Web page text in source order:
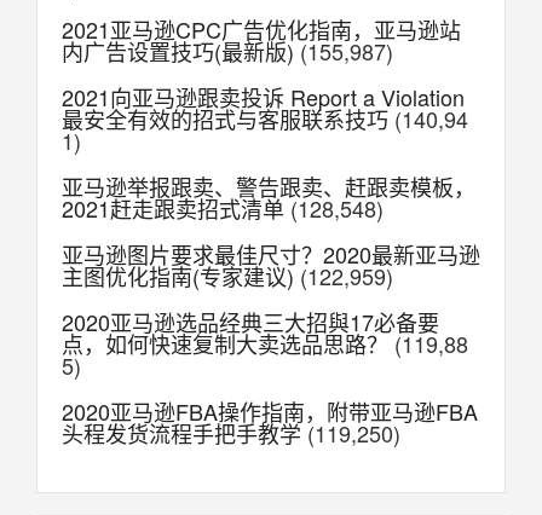
2021亚马逊CPC广告优化指南，亚马逊站
内广告设置技巧(最新版)(155,987)
2021向亚马逊跟卖投诉 Report a Violation
最安全有效的招式与客服联系技巧 (140,94
1)
亚马逊举报跟卖、警告跟卖、赶跟卖模板，
2021赶走跟卖招式清单(128,548)
亚马逊图片要求最佳尺寸？2020最新亚马逊
主图优化指南(专家建议) (122,959)
2020亚马逊选品经典三大招與17必备要
点，如何快速复制大卖选品思路？ (119,88
5)
2020亚马逊FBA操作指南，附带亚马逊FBA
头程发货流程手把手教学(119,250)